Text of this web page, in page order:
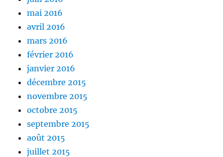
mai 2016
avril 2016
mars 2016
février 2016
janvier 2016
décembre 2015
novembre 2015
octobre 2015
septembre 2015
août 2015
juillet 2015